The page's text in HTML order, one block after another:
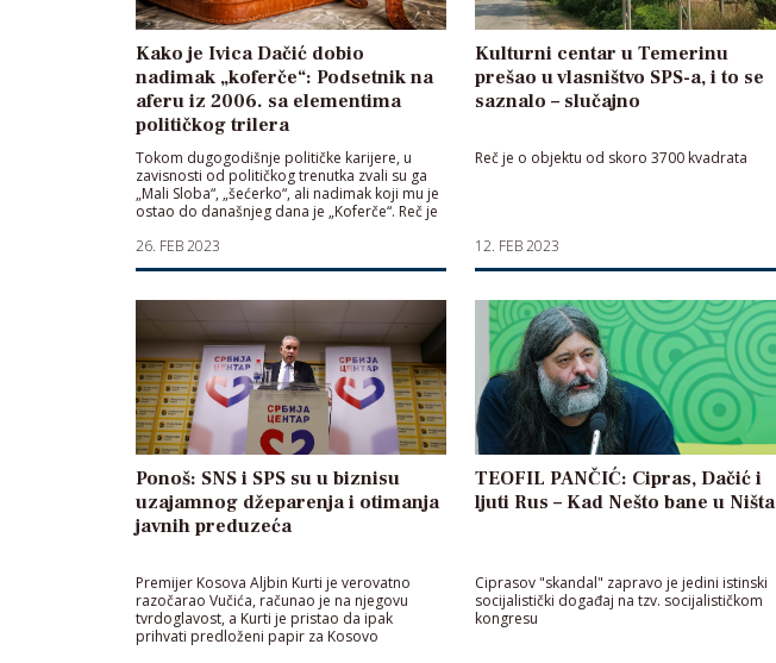
Kako je Ivica Dačić dobio
nadimak „koferče“: Podsetnik na
aferu iz 2006. sa elementima
političkog trilera
Tokom dugogodišnje političke karijere, u
zavisnosti od političkog trenutka zvali su ga
„Mali Sloba“, „šećerko“, ali nadimak koji mu je
ostao do današnjeg dana je „Koferče“. Reč je
Srbije, šefu diplomatije i prvom
potpredsedniku Vlade Srbije. Nadimak
afere „Kofer“, u kojoj je 2006. […]
26. FEB 2023
Kulturni centar u Temerinu
prešao u vlasništvo SPS-a, i to se
saznalo – slučajno
Reč je o objektu od skoro 3700 kvadrata
12. FEB 2023
Ponoš: SNS i SPS su u biznisu
uzajamnog džeparenja i otimanja
javnih preduzeća
Premijer Kosova Aljbin Kurti je verovatno
razočarao Vučića, računao je na njegovu
tvrdoglavost, a Kurti je pristao da ipak
prihvati predloženi papir za Kosovo
TEOFIL PANČIĆ: Cipras, Dačić i
ljuti Rus – Kad Nešto bane u Ništa
Ciprasov "skandal" zapravo je jedini istinski
socijalistički događaj na tzv. socijalističkom
kongresu